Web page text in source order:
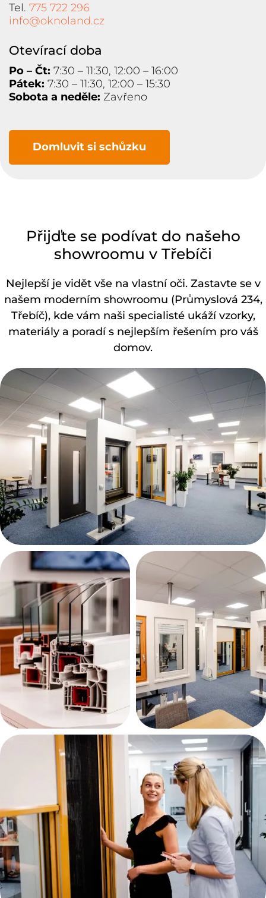
Tel. 775 722 296
info@oknoland.cz
Otevírací doba
Po – Čt: 7:30 – 11:30, 12:00 – 16:00
Pátek: 7:30 – 11:30, 12:00 – 15:30
Sobota a neděle: Zavřeno
Domluvit si schůzku
Přijďte se podívat do našeho
showroomu v Třebíči
Nejlepší je vidět vše na vlastní oči. Zastavte se v
našem moderním showroomu (Průmyslová 234,
Třebíč), kde vám naši specialisté ukáží vzorky,
materiály a poradí s nejlepším řešením pro váš
domov.